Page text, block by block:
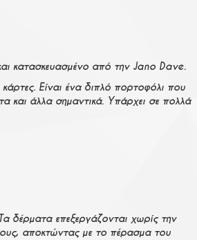
κατασκευασμένο από την Jano Dave.
Είναι ένα διπλό πορτοφόλι που
και άλλα σημαντικά. Υπάρχει σε πολλά
δέρματα επεξεργάζονται χωρίς την
αποκτώντας με το πέρασμα του